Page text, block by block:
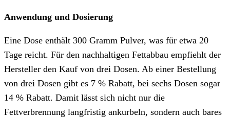
Anwendung und Dosierung
Eine Dose enthält 300 Gramm Pulver, was für etwa 20
Tage reicht. Für den nachhaltigen Fettabbau empfiehlt der
Hersteller den Kauf von drei Dosen. Ab einer Bestellung
von drei Dosen gibt es 7 % Rabatt, bei sechs Dosen sogar
14 % Rabatt. Damit lässt sich nicht nur die
Fettverbrennung langfristig ankurbeln, sondern auch bares